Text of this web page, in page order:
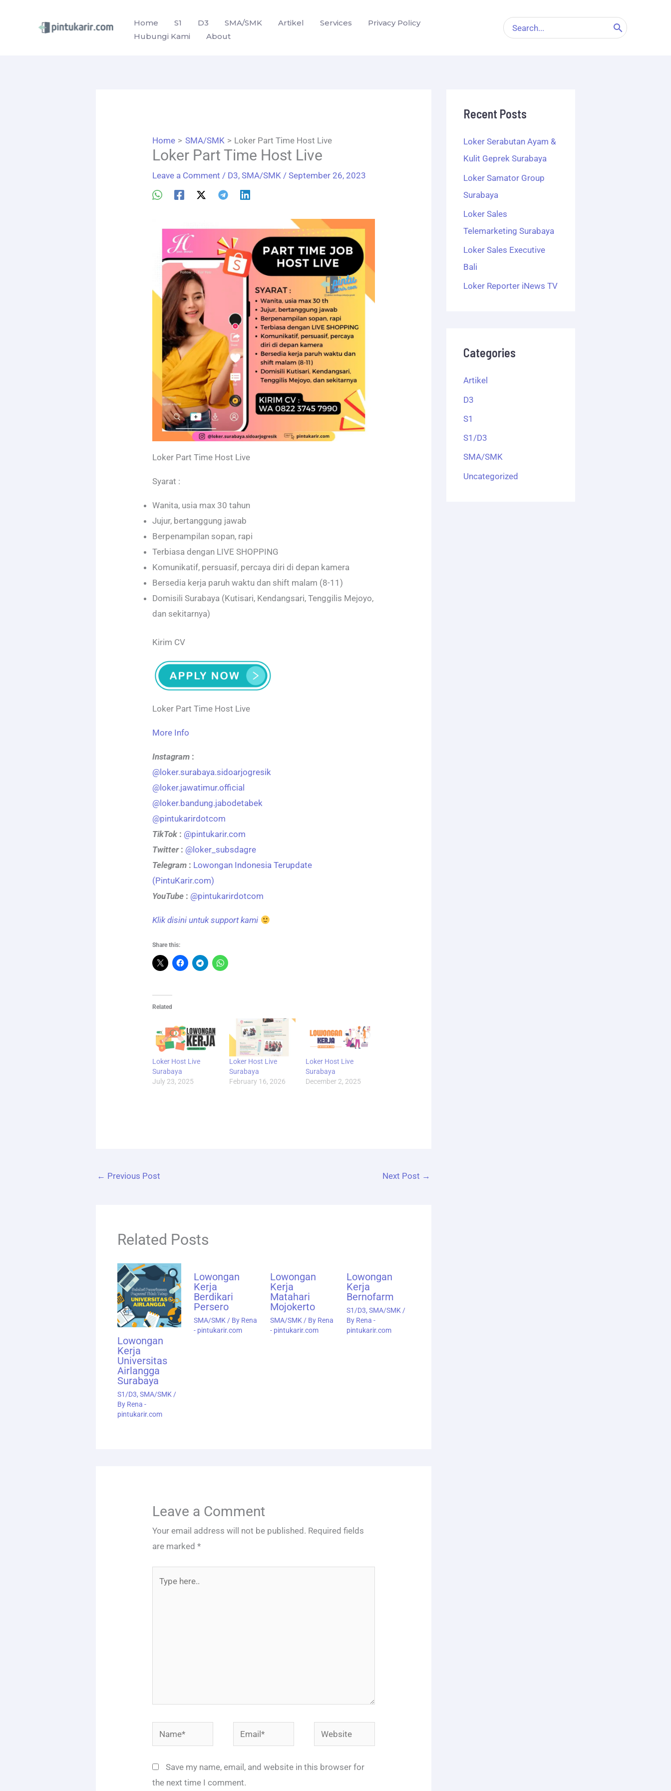
Home S1 D3 SMA/SMK Artikel Services
Privacy Policy
Hubungi Kami
About
Search
for:
Home SMA/SMK Loker Part Time Host Live
Loker Part Time Host Live
Leave a Comment / D3,SMA/SMK /September 26, 2023
Loker Part Time Host Live
Syarat :
Wanita, usia max 30 tahun
Jujur, bertanggung jawab
Berpenampilan sopan, rapi
Terbiasa dengan LIVE SHOPPING
Komunikatif, persuasif, percaya diri di depan kamera
Bersedia kerja paruh waktu dan shift malam (8-11)
Domisili Surabaya (Kutisari, Kendangsari, Tenggilis Mejoyo,
dan sekitarnya)
Kirim CV
Loker Part Time Host Live
More Info
Instagram :
@loker.surabaya.sidoarjogresik
@loker.jawatimur.official
@loker.bandung.jabodetabek
@pintukarirdotcom
TikTok : @pintukarir.com
Twitter: @loker_subsdagre
Telegram : Lowongan Indonesia Terupdate
(PintuKarir.com)
YouTube : @pintukarirdotcom
Klik disini untuk support kami
Share this:
Related
Loker Host Live
Surabaya
July 23, 2025
Loker Host Live
Surabaya
February 16, 2026
Loker Host Live
Surabaya
December 2, 2025
← Previous Post Next Post →
Related Posts
Lowongan
Kerja
Universitas
Airlangga
Surabaya
S1/D3, SMA/SMK /
By Rena -
pintukarir.com
Lowongan
Kerja
Berdikari
Persero
SMA/SMK / By Rena
- pintukarir.com
Lowongan
Kerja
Matahari
Mojokerto
SMA/SMK / By Rena
- pintukarir.com
Lowongan
Kerja
Bernofarm
S1/D3, SMA/SMK /
By Rena -
pintukarir.com
Leave a Comment
Your email address will not be published. Required fields
are marked*
Name* Email* Website
Save my name, email, and website in this browser for
the next time I comment.
Recent Posts
Loker Serabutan Ayam &
Kulit Geprek Surabaya
Loker Samator Group
Surabaya
Loker Sales
Telemarketing Surabaya
Loker Sales Executive
Bali
Loker Reporter iNews TV
Categories
Artikel
D3
S1
S1/D3
SMA/SMK
Uncategorized